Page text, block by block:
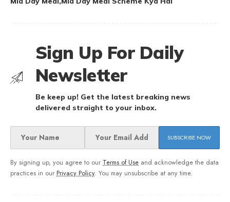
Sign Up For Daily
Newsletter
Be keep up! Get the latest breaking news
delivered straight to your inbox.
By signing up, you agree to our Terms of Use and acknowledge the data
practices in our Privacy Policy. You may unsubscribe at any time.